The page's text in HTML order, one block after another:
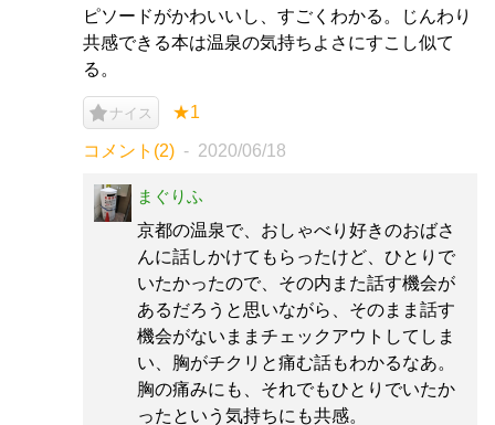
ピソードがかわいいし、すごくわかる。じんわり
共感できる本は温泉の気持ちよさにすこし似て
る。
ナイス ★1
コメント(2) 2020/06/18
まぐりふ
京都の温泉で、おしゃべり好きのおばさ
んに話しかけてもらったけど、ひとりで
いたかったので、その内また話す機会が
あるだろうと思いながら、そのまま話す
機会がないままチェックアウトしてしま
い、胸がチクリと痛む話もわかるなあ。
胸の痛みにも、それでもひとりでいたか
ったという気持ちにも共感。